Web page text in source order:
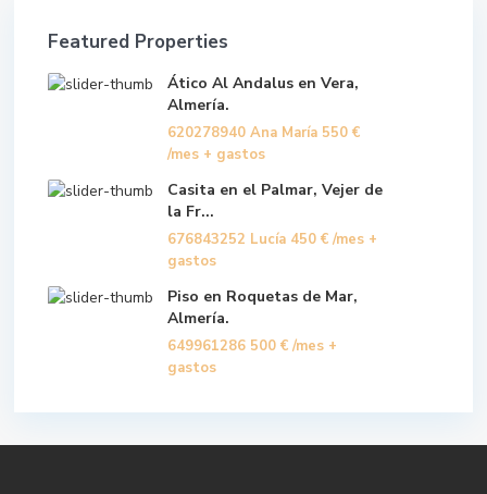
Featured Properties
Ático Al Andalus en Vera,
Almería.
620278940 Ana María 550 €
/mes + gastos
Casita en el Palmar, Vejer de
la Fr...
676843252 Lucía 450 € /mes +
gastos
Piso en Roquetas de Mar,
Almería.
649961286 500 € /mes +
gastos